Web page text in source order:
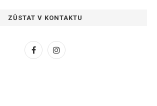
ZŮSTAT V KONTAKTU